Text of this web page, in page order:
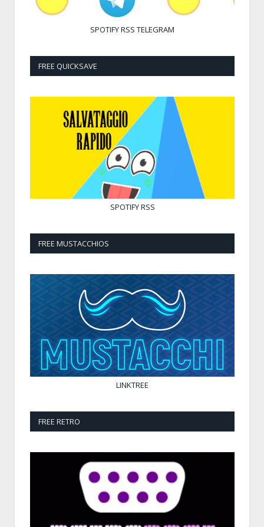
SPOTIFYRSS TELEGRAM
FREE QUICKSAVE
SPOTIFYRSS
FREE MUSTACCHIOS
LINKTREE
FREE RETRO